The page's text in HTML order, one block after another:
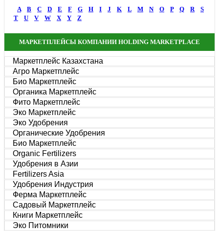
A B C D E F G H I J K L M N O P Q R
S
T
U V W X Y Z
МАРКЕТПЛЕЙСЫ КОМПАНИИ HOLDING MARKETPLACE
Маркетплейс Казахстана
Агро Маркетплейс
Био Маркетплейс
Органика Маркетплейс
Фито Маркетплейс
Эко Маркетплейс
Эко Удобрения
Органические Удобрения
Био Маркетплейс
Organic Fertilizers
Удобрения в Азии
Fertilizers Asia
Удобрения Индустрия
Ферма Маркетплейс
Садовый Маркетплейс
Книги Маркетплейс
Эко Питомники